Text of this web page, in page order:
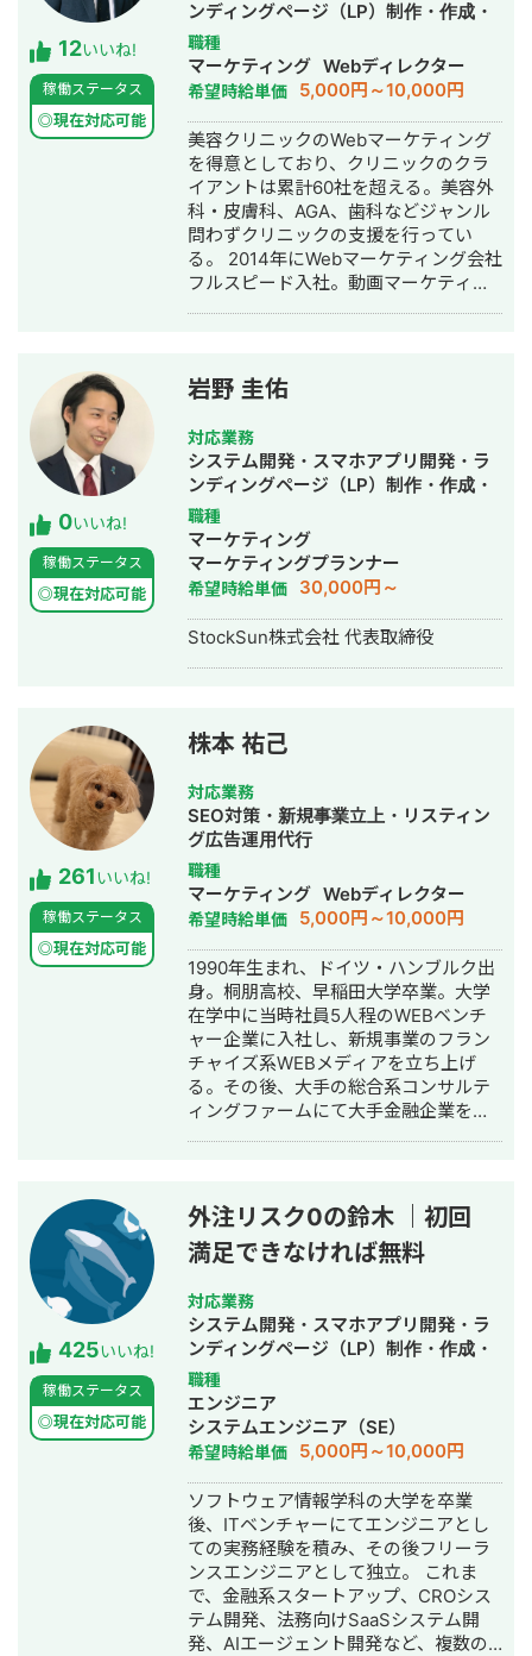
トボットやパワポスライド自動生成シ
ステム等、AIを活用したシステムも多
数開発している。 チームを組んで複数
人で開発すると品質が落ちやすいた
め、要件定義からプログラミング含め
自身1人で全て完結することにより、１
つ１つのシステムの品質にこだわって
開発する方針をとっている。開発速度
も早く、品質の良いサービスを最速か
つ他より安い価格で開発できる。 得意
領域はAI開発・Web開発・スマホアプ
リ・社内システムなどITシステム全般
の開発。 インタビュー記事はこちら
12いいね!
稼働ステータス
◎現在対応可能
ンディングページ（LP）制作・作成・
Youtubeチャンネル運営代行・立ち上
げ・ECサイト構築・ネットショップ作
成代行・SEO対策・新規事業立上・
SNS運用代行・記事作成代行・ライテ
ィング・ホームページ制作・作成・バ
ナー制作・デザイン・ロゴデザイン・
作成・リスティング広告運用代行・オ
ウンドメディア制作・構築・運用代
行・動画制作・動画編集・営業代行
職種
マーケティング Webディレクター
希望時給単価 5,000円～10,000円
美容クリニックのWebマーケティング
を得意としており、クリニックのクラ
イアントは累計60社を超える。美容外
科・皮膚科、AGA、歯科などジャンル
問わずクリニックの支援を行ってい
る。 2014年にWebマーケティング会社
フルスピード入社。動画マーケティン
独立。 独立後はフリーランスとなり、
フロントエンドエンジニア兼総合Web
マーケターとして活動。現在はWebコ
ンサルティング会社を創設し、法人と
してStockSunに参画。
0いいね!
稼働ステータス
◎現在対応可能
岩野 圭佑
対応業務
システム開発・スマホアプリ開発・ラ
ンディングページ（LP）制作・作成・
Youtubeチャンネル運営代行・立ち上
げ・ECサイト構築・ネットショップ作
成代行・SEO対策・新規事業立上・
SNS運用代行・ホームページ制作・作
成・リスティング広告運用代行・動画
制作・動画編集
職種
マーケティング
マーケティングプランナー
希望時給単価 30,000円～
StockSun株式会社 代表取締役
261いいね!
稼働ステータス
◎現在対応可能
株本 祐己
対応業務
SEO対策・新規事業立上・リスティン
グ広告運用代行
職種
マーケティング Webディレクター
希望時給単価 5,000円～10,000円
1990年生まれ、ドイツ・ハンブルク出
身。桐朋高校、早稲田大学卒業。大学
在学中に当時社員5人程のWEBベンチ
ャー企業に入社し、新規事業のフラン
チャイズ系WEBメディアを立ち上げ
る。その後、大手の総合系コンサルテ
ィングファームにて大手金融企業を顧
425いいね!
稼働ステータス
◎現在対応可能
外注リスク0の鈴木 ｜初回
満足できなければ無料
対応業務
システム開発・スマホアプリ開発・ラ
ンディングページ（LP）制作・作成・
ECサイト構築・ネットショップ作成代
行・SEO対策・新規事業立上・SNS運
用代行・記事作成代行・ライティン
グ・翻訳・ホームページ制作・作成・
バナー制作・デザイン・ロゴデザイ
ン・作成・イラスト制作・動画制作・
動画編集・AI活用
職種
エンジニア
システムエンジニア（SE）
希望時給単価 5,000円～10,000円
ソフトウェア情報学科の大学を卒業
後、ITベンチャーにてエンジニアとし
ての実務経験を積み、その後フリーラ
ンスエンジニアとして独立。 これま
で、金融系スタートアップ、CROシス
テム開発、法務向けSaaSシステム開
発、AIエージェント開発など、複数の